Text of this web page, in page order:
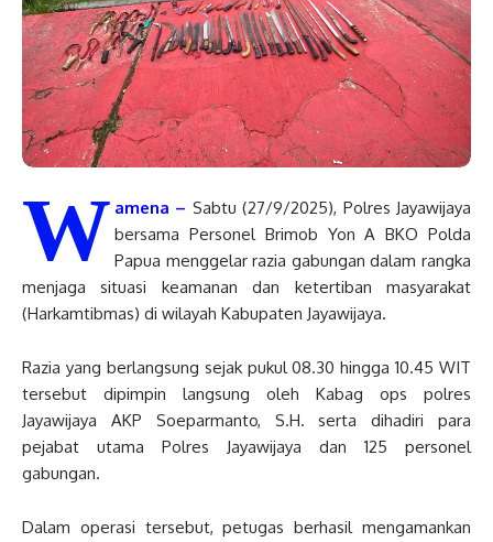
W amena – Sabtu (27/9/2025), Polres Jayawijaya
bersama Personel Brimob Yon A BKO Polda
Papua menggelar razia gabungan dalam rangka
menjaga situasi keamanan dan ketertiban masyarakat
(Harkamtibmas) di wilayah Kabupaten Jayawijaya.
Razia yang berlangsung sejak pukul 08.30 hingga 10.45 WIT
tersebut dipimpin langsung oleh Kabag ops polres
Jayawijaya AKP Soeparmanto, S.H. serta dihadiri para
pejabat utama Polres Jayawijaya dan 125 personel
gabungan.
Dalam operasi tersebut, petugas berhasil mengamankan